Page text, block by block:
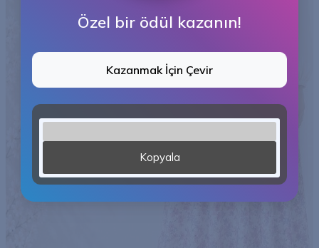
Özel bir ödül kazanın!
Kazanmak İçin Çevir
Kopyala